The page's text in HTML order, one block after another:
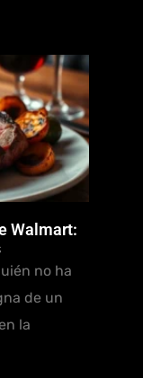
Walmart:
no ha
de un
la